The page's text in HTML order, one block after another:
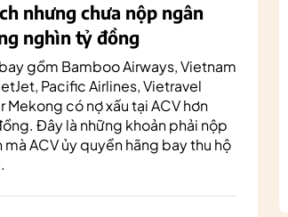
nhưng chưa nộp ngân
nghìn tỷ đồng
gồm Bamboo Airways, Vietnam
Pacific Airlines, Vietravel
Mekong có nợ xấu tại ACV hơn
Đây là những khoản phải nộp
mà ACV ủy quyền hãng bay thu hộ